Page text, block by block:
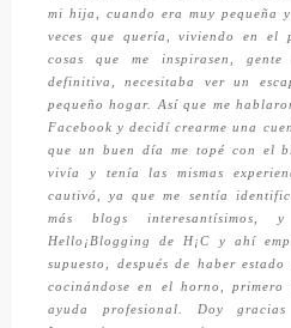
mi hija, cuando era muy pequeña
veces que quería, viviendo en el
cosas que me inspirasen,
definitiva, necesitaba ver un
pequeño hogar. Así que me
Facebook y decidí crearme una
que un buen día me topé con el
vivía y tenía las mismas
cautivó, ya que me sentía
más blogs interesantísimos,
Hello¡Blogging de H¡C y ahí
supuesto, después de haber
cocinándose en el horno, primero
ayuda profesional. Doy